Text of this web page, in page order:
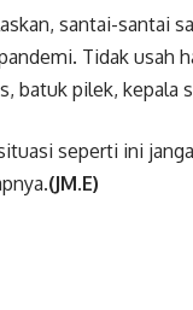
santai-santai
Tidak usah
batuk pilek,
seperti ini
(JM.E)